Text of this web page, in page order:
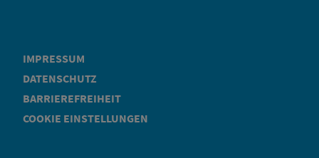
IMPRESSUM
DATENSCHUTZ
BARRIEREFREIHEIT
COOKIE EINSTELLUNGEN